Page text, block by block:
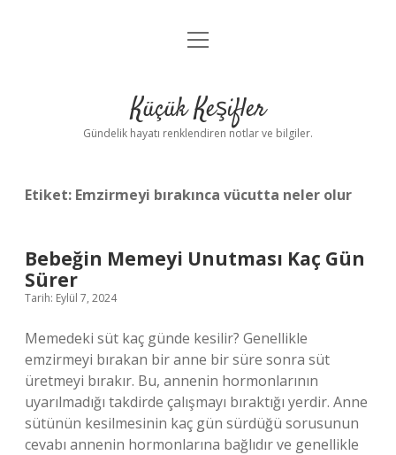
Anasayfa
Yasal Uyarı
menüyü
Küçük Keşifler
Gündelik hayatı renklendiren notlar ve bilgiler.
Etiket: Emzirmeyi bırakınca vücutta neler olur
Bebeğin Memeyi Unutması Kaç Gün
Sürer
Tarih: Eylül 7, 2024
Memedeki süt kaç günde kesilir? Genellikle
emzirmeyi bırakan bir anne bir süre sonra süt
üretmeyi bırakır. Bu, annenin hormonlarının
uyarılmadığı takdirde çalışmayı bıraktığı yerdir. Anne
sütünün kesilmesinin kaç gün sürdüğü sorusunun
cevabı annenin hormonlarına bağlıdır ve genellikle